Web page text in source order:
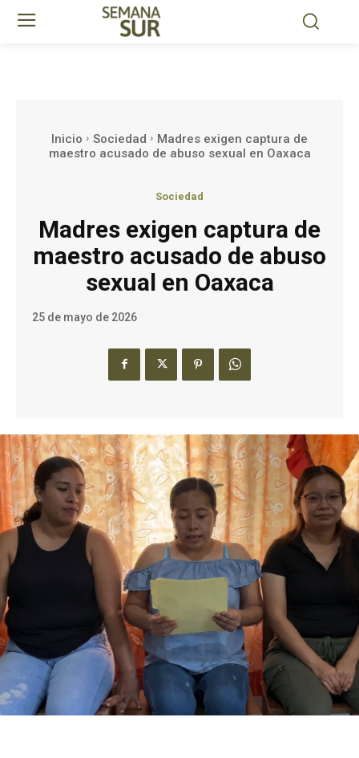
Inicio Sociedad
Madres exigen captura de
maestro acusado de abuso sexual en Oaxaca
Sociedad
Madres exigen captura de
maestro acusado de abuso
sexual en Oaxaca
25 de mayo de 2026